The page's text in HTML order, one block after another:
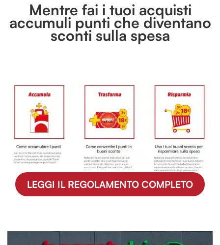
Mentre fai i tuoi acquisti
accumuli punti che diventano
sconti sulla spesa
LEGGI IL REGOLAMENTO COMPLETO